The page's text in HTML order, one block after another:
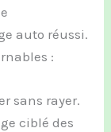
auto réussi.
:
sans rayer.
ciblé des